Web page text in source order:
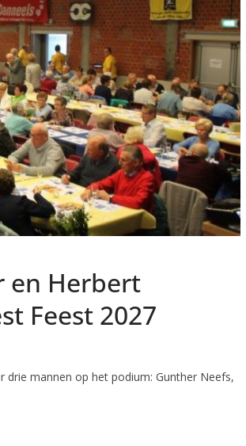
en Herbert
Feest 2027
drie mannen op het podium: Gunther Neefs,